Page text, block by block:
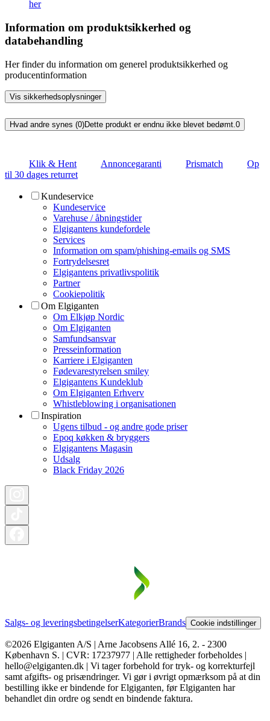
her
Information om produktsikkerhed og
databehandling
Her finder du information om generel produktsikkerhed og
producentinformation
Vis sikkerhedsoplysninger
Hvad andre synes (0)Dette produkt er endnu ikke blevet bedømt.0
Klik & Hent Annoncegaranti Prismatch
Op
til 30 dages returret
Kundeservice
Kundeservice
Varehuse / åbningstider
Elgigantens kundefordele
Services
Information om spam/phishing-emails og SMS
Fortrydelsesret
Elgigantens privatlivspolitik
Partner
Cookiepolitik
Om Elgiganten
Om Elkjøp Nordic
Om Elgiganten
Samfundsansvar
Presseinformation
Karriere i Elgiganten
Fødevarestyrelsen smiley
Elgigantens Kundeklub
Om Elgiganten Erhverv
Whistleblowing i organisationen
Inspiration
Ugens tilbud - og andre gode priser
Epoq køkken & bryggers
Elgigantens Magasin
Udsalg
Black Friday 2026
Salgs- og leveringsbetingelserKategorierBrands Cookie indstillinger
©2026 Elgiganten A/S | Arne Jacobsens Allé 16, 2. - 2300
København S. | CVR: 17237977 | Alle rettigheder forbeholdes |
hello@elgiganten.dk | Vi tager forbehold for tryk- og korrekturfejl
samt afgifts- og prisændringer. Vi gør i øvrigt opmærksom på at din
bestilling ikke er bindende for Elgiganten, før Elgiganten har
behandlet din ordre og sendt en bindende faktura.